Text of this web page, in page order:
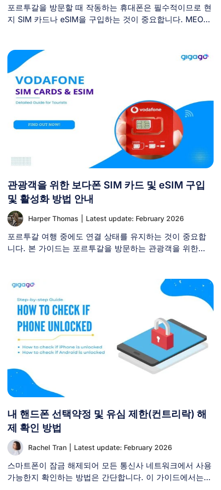
포르투갈을 방문할 때 작동하는 휴대폰은 필수적이므로 현
지 SIM 카드나 eSIM을 구입하는 것이 중요합니다. MEO는
관광객을 위한 보다폰 SIM 카드 및 eSIM 구입
및 활성화 방법 안내
Harper Thomas Latest update: February 2026
포르투갈 여행 중에도 연결 상태를 유지하는 것이 중요합
니다. 본 가이드는 포르투갈을 방문하는 관광객을 위한
내 핸드폰 선택약정 및 유심 제한(컨트리락) 해
제 확인 방법
Rachel Tran Latest update: February 2026
스마트폰이 잠금 해제되어 모든 통신사 네트워크에서 사용
가능한지 확인하는 방법은 간단합니다. 이 가이드에서는